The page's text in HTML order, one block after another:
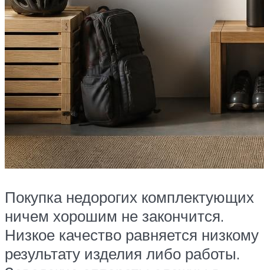
Покупка недорогих комплектующих
ничем хорошим не закончится.
Низкое качество равняется низкому
результату изделия либо работы.